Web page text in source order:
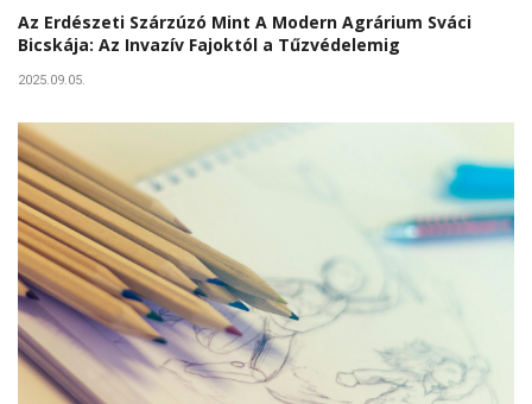
Az Erdészeti Szárzúzó Mint A Modern Agrárium Sváci
Bicskája: Az Invazív Fajoktól a Tűzvédelemig
2025.09.05.